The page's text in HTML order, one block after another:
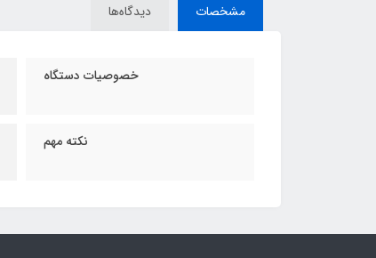
مشخصات دیدگاه‌ها
خصوصیات دستگاه
نکته مهم